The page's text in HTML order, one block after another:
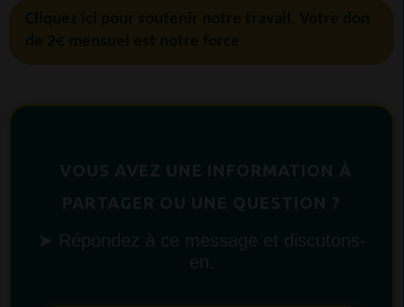
➤ Répondez à ce message et discutons-
en.